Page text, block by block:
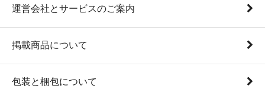
運営会社とサービスのご案内
掲載商品について
包装と梱包について